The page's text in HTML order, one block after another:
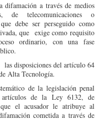
difamación a través de medios
de telecomunicaciones o
debe ser perseguido como
que exige como requisito
ordinario, con una fase
disposiciones del artículo 64
Alta Tecnología.
de la legislación penal
artículos de la Ley 6132, de
el acusador le atribuye al
cometida a través de